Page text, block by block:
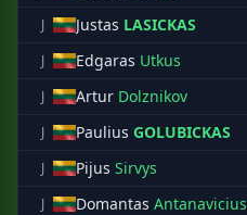
J Justas LASICKAS
J Edgaras Utkus
J
Artur Dolznikov
J
Paulius GOLUBICKAS
J
Pijus Sirvys
J
Domantas Antanavicius